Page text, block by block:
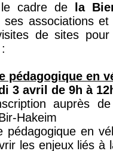
cadre de
la
ses associations
de sites
pédagogique en
3 avril de 9h à
auprès
Hakeim
pédagogique en
les enjeux liés à